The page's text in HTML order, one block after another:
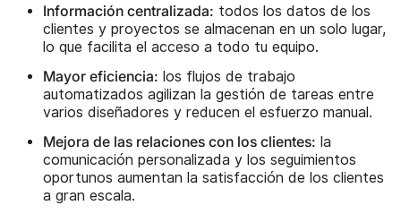
Información centralizada: todos los datos de los
clientes y proyectos se almacenan en un solo lugar,
lo que facilita el acceso a todo tu equipo.
Mayor eficiencia: los flujos de trabajo
automatizados agilizan la gestión de tareas entre
varios diseñadores y reducen el esfuerzo manual.
Mejora de las relaciones con los clientes: la
comunicación personalizada y los seguimientos
oportunos aumentan la satisfacción de los clientes
a gran escala.